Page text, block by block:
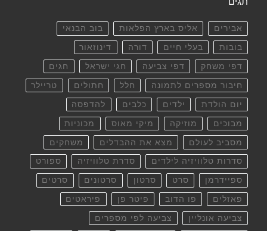
אבירים אליס בארץ הפלאות בוב הבנאי
בובות בעלי חיים דורה דינוזאור
דפי משחק דפי צביעה חגי ישראל חגים
חיבור מספרים לתמונה חלל חתולים טריילר
יום הולדת ילדים כלבים להדפסה
מבוכים מוזיקה מיקי מאוס מכוניות
מסביב לעולם מצא את ההבדלים משחקים
סדרות טלוויזיה לילדים סדרת טלוויזיה ספורט
ספיידרמן סרט סרטון סרטונים סרטים
פאזלים פו הדוב פיטר פן פיראטים
צביעה אונליין צביעה לפי מספרים